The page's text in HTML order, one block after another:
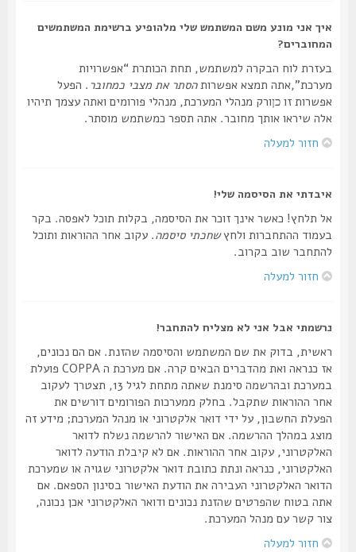
איך אני מונע משם המשתמש שלי מלהופיע ברשימת המשתמשים
המחוברים?
בעזרת לוח הבקרה למשתמש, תחת הכותרת “אפשרויות
מערכת”,אתה תמצא אפשרותהסתר את מצבי כמחובר. הפעל
אפשרות זוכןורק מנהלי המערכת, מנהלי פורומים ואתה עצמך תיהיו
אלה שיראו אותך מחובר. אתה תספר כמשתמש מוסתר.
חזור למעלה
איבדתי את הסיסמה שלי!
אל תלחץ! כאשר אינך זוכר את הסיסמה, בקלות תוכל לאפסה. בקר
בעמוד ההתחברות ולחץשחכתי סיסמה. עקוב אחר ההוראות ותוכל
להתחבר שוב בקרוב.
חזור למעלה
נרשמתי אבל אני לא מצליח להתחבר!
ראשית, בדוק את שם המשתמש והסיסמה שהזנת. אם הם נכונים,
אז כנראה ואת מהדברים הבאים קרה. אם מערכת ה COPPA פועלת
במערכת ובהרשמה סימנת שאתה מתחת לגיל 13, תצטרך לעקוב
אחר ההוראות שתקבל. בחלק ממערכות הפורומים דורשים את
הפעלת החשבון, על ידי דואר אלקטרוני או מנהל המערכת; מידע זה
מוצג במהלך ההרשמה. אם האישור להרשמה נשלח לדואר
האלקטרוני, עקוב אחר ההוראות. אם לא קיבלת הודעה לדואר
האלקטרוני, כנראה ונתת כתובת דואר אלקטרוני שגויה או שמערכת
הדואר האלקטרוני העבירה את הודעת האישור בסינון הספאם. אם
אתה בטוח שהפרטים שהזנת נכונים ודואר האלקטרוני אכן נכונה,
צור קשר עם מנהל המערכת.
חזור למעלה